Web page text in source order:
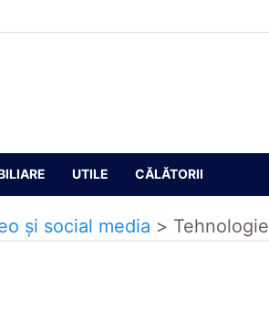
UTILE CĂLĂTORII
și social media > Tehnologie